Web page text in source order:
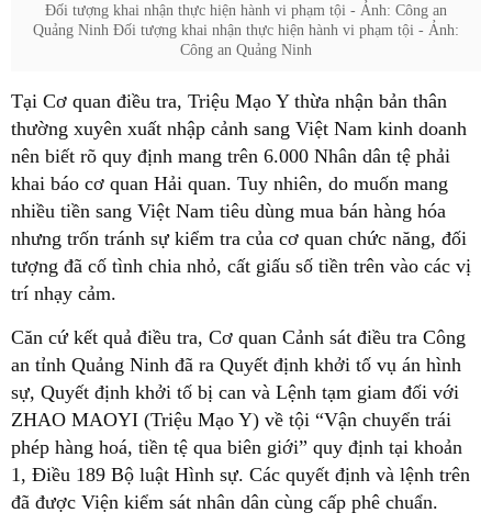
Đối tượng khai nhận thực hiện hành vi phạm tội - Ảnh: Công an
Quảng Ninh Đối tượng khai nhận thực hiện hành vi phạm tội - Ảnh:
Công an Quảng Ninh
Tại Cơ quan điều tra, Triệu Mạo Y thừa nhận bản thân
thường xuyên xuất nhập cảnh sang Việt Nam kinh doanh
nên biết rõ quy định mang trên 6.000 Nhân dân tệ phải
khai báo cơ quan Hải quan. Tuy nhiên, do muốn mang
nhiều tiền sang Việt Nam tiêu dùng mua bán hàng hóa
nhưng trốn tránh sự kiểm tra của cơ quan chức năng, đối
tượng đã cố tình chia nhỏ, cất giấu số tiền trên vào các vị
trí nhạy cảm.
Căn cứ kết quả điều tra, Cơ quan Cảnh sát điều tra Công
an tỉnh Quảng Ninh đã ra Quyết định khởi tố vụ án hình
sự, Quyết định khởi tố bị can và Lệnh tạm giam đối với
ZHAO MAOYI (Triệu Mạo Y) về tội “Vận chuyển trái
phép hàng hoá, tiền tệ qua biên giới” quy định tại khoản
1, Điều 189 Bộ luật Hình sự. Các quyết định và lệnh trên
đã được Viện kiểm sát nhân dân cùng cấp phê chuẩn.